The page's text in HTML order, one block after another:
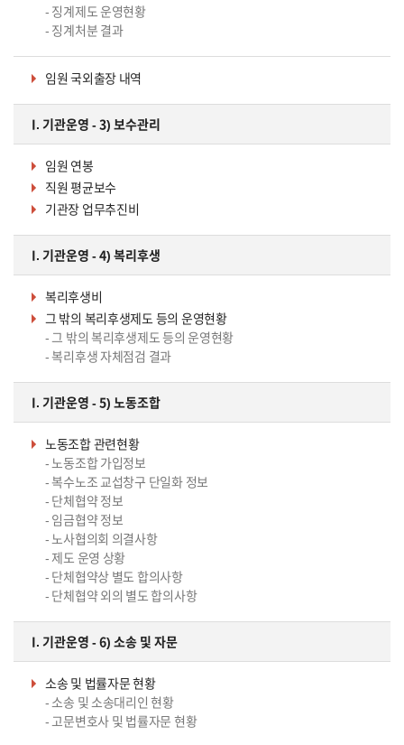
- 징계제도 운영현황
- 징계처분 결과
임원 국외출장 내역
I. 기관운영 - 3) 보수관리
임원 연봉
직원 평균보수
기관장 업무추진비
I. 기관운영 - 4) 복리후생
복리후생비
그 밖의 복리후생제도 등의 운영현황
- 그 밖의 복리후생제도 등의 운영현황
- 복리후생 자체점검 결과
I. 기관운영 - 5) 노동조합
노동조합 관련현황
- 노동조합 가입정보
- 복수노조 교섭창구 단일화 정보
- 단체협약 정보
- 임금협약 정보
- 노사협의회 의결사항
- 제도 운영 상황
- 단체협약상 별도 합의사항
- 단체협약 외의 별도 합의사항
I. 기관운영 - 6) 소송 및 자문
소송 및 법률자문 현황
- 소송 및 소송대리인 현황
- 고문변호사 및 법률자문 현황